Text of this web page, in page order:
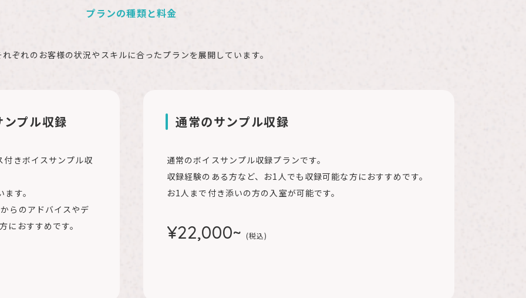
プランの種類と料金
れぞれのお客様の状況やスキルに合ったプランを展開しています。
ンプル収録
きボイスサンプル収
す。
らのアドバイスやデ
におすすめです。
通常のサンプル収録
通常のボイスサンプル収録プランです。
収録経験のある⽅など、お1⼈でも収録可能な⽅におすすめです。
お1⼈まで付き添いの⽅の⼊室が可能です。
¥22,000~ (税込)